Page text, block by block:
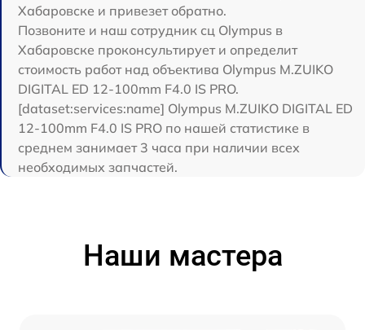
Хабаровске и привезет обратно.
Позвоните и наш сотрудник сц Olympus в
Хабаровске проконсультирует и определит
стоимость работ над объектива Olympus M.ZUIKO
DIGITAL ED 12‑100mm F4.0 IS PRO.
[dataset:services:name] Olympus M.ZUIKO DIGITAL ED
12‑100mm F4.0 IS PRO по нашей статистике в
среднем занимает 3 часа при наличии всех
необходимых запчастей.
Наши мастера